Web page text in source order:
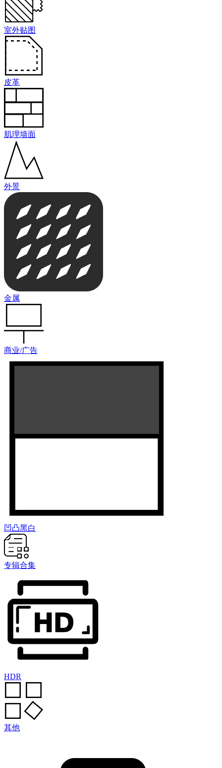
室外贴图
皮革
肌理墙面
外景
金属
商业/广告
凹凸黑白
专辑合集
HDR
其他